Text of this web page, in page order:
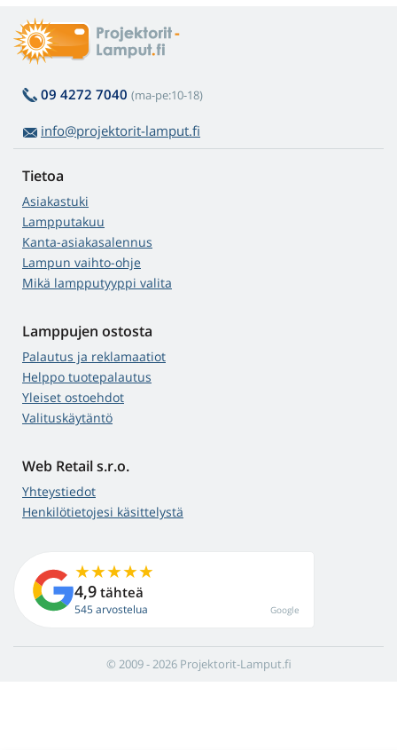
09 4272 7040 (ma-pe:10-18)
info@projektorit-lamput.fi
Tietoa
Asiakastuki
Lampputakuu
Kanta-asiakasalennus
Lampun vaihto-ohje
Mikä lampputyyppi valita
Lamppujen ostosta
Palautus ja reklamaatiot
Helppo tuotepalautus
Yleiset ostoehdot
Valituskäytäntö
Web Retail s.r.o.
Yhteystiedot
Henkilötietojesi käsittelystä
4,9 tähteä
545 arvostelua Google
© 2009 - 2026 Projektorit-Lamput.fi